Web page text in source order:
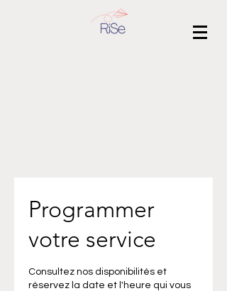
Programmer
votre service
Consultez nos disponibilités et
réservez la date et l'heure qui vous